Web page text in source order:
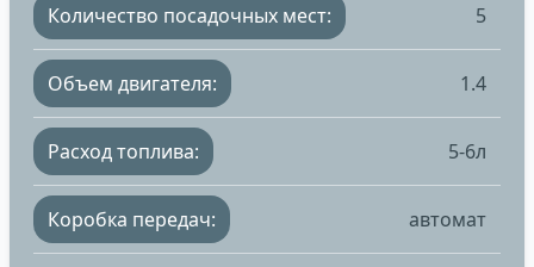
Количество посадочных мест: 5
Объем двигателя: 1.4
Расход топлива: 5-6л
Коробка передач: автомат